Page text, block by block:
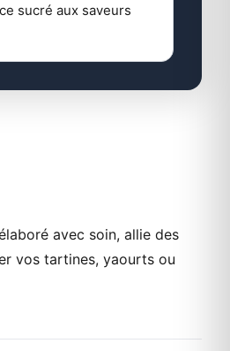
sucré aux saveurs
avec soin, allie des
vos tartines, yaourts ou